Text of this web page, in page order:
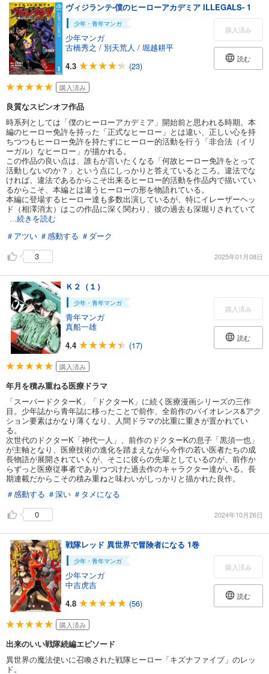
ヴィジランテ-僕のヒーローアカデミア ILLEGALS- 1
少年・青年マンガ
少年マンガ
古橋秀之 / 別天荒人 / 堀越耕平
4.3
(23)
購入済み
読む
購入済み
良質なスピンオフ作品
時系列としては「僕のヒーローアカデミア」開始前と思われる時期。本
編のヒーロー免許を持った「正式なヒーロー」とは違い、正しい心を持
ちつつもヒーロー免許を持たずにヒーロー的活動を行う「非合法（イリ
ーガル）なヒーロー」が描かれる。
この作品の良い点は、誰もが言いたくなる「何故ヒーロー免許をとって
活動しないのか？」という点にしっかりと答えているところ。違法でな
ければ、違法であるからこそ出来るヒーロー的活動を作品内で描いてい
るからこそ、本編とは違うヒーローの形を物語れている。
本編に登場するヒーロー達も多数出演しているが、特にイレーザーヘッ
ド（相澤消太）はこの作品に深く関わり、彼の過去も深堀りされていて
...続きを読む
＃アツい ＃感動する ＃ダーク
3
2025年01月08日
Ｋ２（１）
少年・青年マンガ
青年マンガ
真船一雄
4.4
(17)
購入済み
読む
購入済み
年月を積み重ねる医療ドラマ
「スーパードクターK」「ドクターK」に続く医療漫画シリーズの三作
目。少年誌から青年誌に移ったことで前作、全前作のバイオレンス&アク
ション要素はかなり薄くなり、人間ドラマの比重に重きが置かれてい
る。
次世代のドクターK「神代一人」、前作のドクターKの息子「黒須一也」
が主軸となり、医療技術の進化を踏まえながら今作の若い医者たちの成
長物語が展開されていくが、そこに彼らの先輩としているのが、前作か
らずっと医療従事者でありつづけた過去作のキャラクター達がいる。長
期連載だからこその積み重ねと味わいがしっかりと描かれた良作。
＃感動する ＃深い ＃タメになる
0
2024年10月26日
戦隊レッド 異世界で冒険者になる 1巻
少年・青年マンガ
少年マンガ
中吉虎吉
4.8
(56)
購入済み
読む
購入済み
出来のいい戦隊続編エピソード
異世界の魔法使いに召喚された戦隊ヒーロー「キズナファイブ」のレッ
ド。